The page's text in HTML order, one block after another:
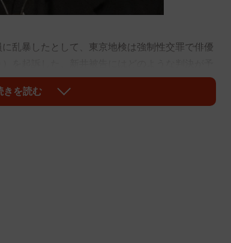
乱暴したとして、東京地検は強制性交罪で俳優
果たした平松まゆき弁護士に今後の展開、ま
害などについて解説してもらった。
きを読む